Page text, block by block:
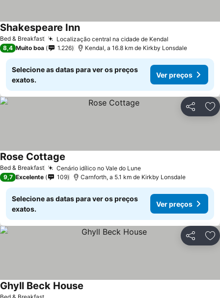
Bed & Breakfast Localização central na cidade de Kendal
Shakespeare Inn
8,4 Muito boa 1.226 Kendal, a 16.8 km de Kirkby Lonsdale
Selecione as datas para ver os preços
exatos.
Ver preços
Partilhar
Bed & Breakfast Cenário idílico no Vale do Lune
Rose Cottage
9,7 Excelente 109 Carnforth, a 5.1 km de Kirkby Lonsdale
Selecione as datas para ver os preços
exatos.
Ver preços
Partilhar
Bed & Breakfast
Ghyll Beck House